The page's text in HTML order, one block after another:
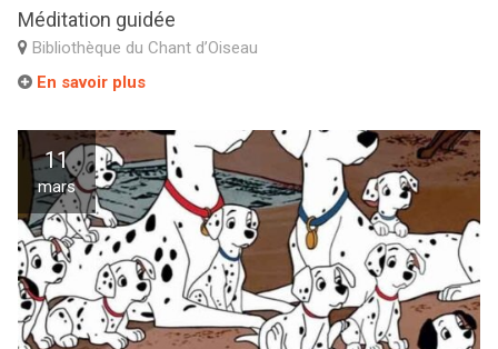
Méditation guidée
Bibliothèque du Chant d’Oiseau
En savoir plus
11
mars